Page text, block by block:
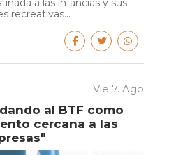
a las infancias y sus
recreativas...
Vie 7. Ago
al BTF como
cercana a las